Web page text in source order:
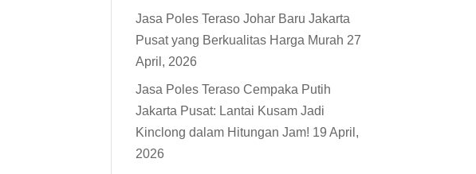
Jasa Poles Teraso Johar Baru Jakarta
Pusat yang Berkualitas Harga Murah 27
April, 2026
Jasa Poles Teraso Cempaka Putih
Jakarta Pusat: Lantai Kusam Jadi
Kinclong dalam Hitungan Jam! 19 April,
2026